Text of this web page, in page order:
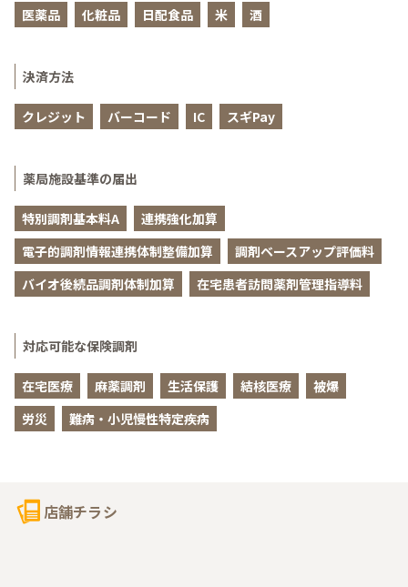
医薬品 化粧品 日配食品 米 酒
決済方法
クレジット バーコード IC スギPay
薬局施設基準の届出
特別調剤基本料A
連携強化加算
電子的調剤情報連携体制整備加算
調剤ベースアップ評価料
バイオ後続品調剤体制加算
在宅患者訪問薬剤管理指導料
対応可能な保険調剤
在宅医療 麻薬調剤 生活保護 結核医療
被爆
労災
難病・小児慢性特定疾病
店舗チラシ